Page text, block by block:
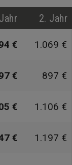
2. Jahr
€ 1.069 €
€ 897 €
€ 1.106 €
€ 1.197 €